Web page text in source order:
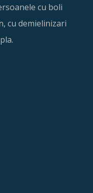
cu boli
cu demielinizari